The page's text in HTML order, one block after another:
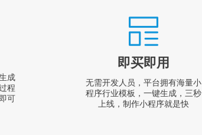
成
程
可
即买即用
无需开发人员，平台拥有海量小
程序行业模板，一键生成，三秒
上线，制作小程序就是快